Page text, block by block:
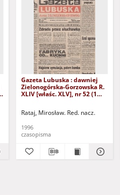
Gazeta Lubuska : dawniej
Zielonogórska-Gorzowska R.
XLIV [właśc. XLV], nr 52 (1
Rataj, Mirosław. Red. nacz.
1996
czasopisma